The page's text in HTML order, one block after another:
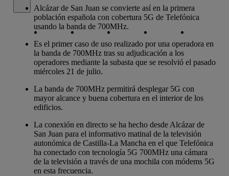
Cerrar mensaje de alerta
Copiar enlace
Copiar enlacefacebook twitter
Alcázar de San Juan se convierte así en la primera
población española con cobertura 5G de Telefónica
usando la banda de 700MHz.
Es el primer caso de uso realizado por una operadora en
la banda de 700MHz tras su adjudicación a los
operadores mediante la subasta que se resolvió el pasado
miércoles 21 de julio.
La banda de 700MHz permitirá desplegar 5G con
mayor alcance y buena cobertura en el interior de los
edificios.
La conexión en directo se ha hecho desde Alcázar de
San Juan para el informativo matinal de la televisión
autonómica de Castilla-La Mancha en el que Telefónica
ha conectado con tecnología 5G 700MHz una cámara
de la televisión a través de una mochila con módems 5G
en esta frecuencia.